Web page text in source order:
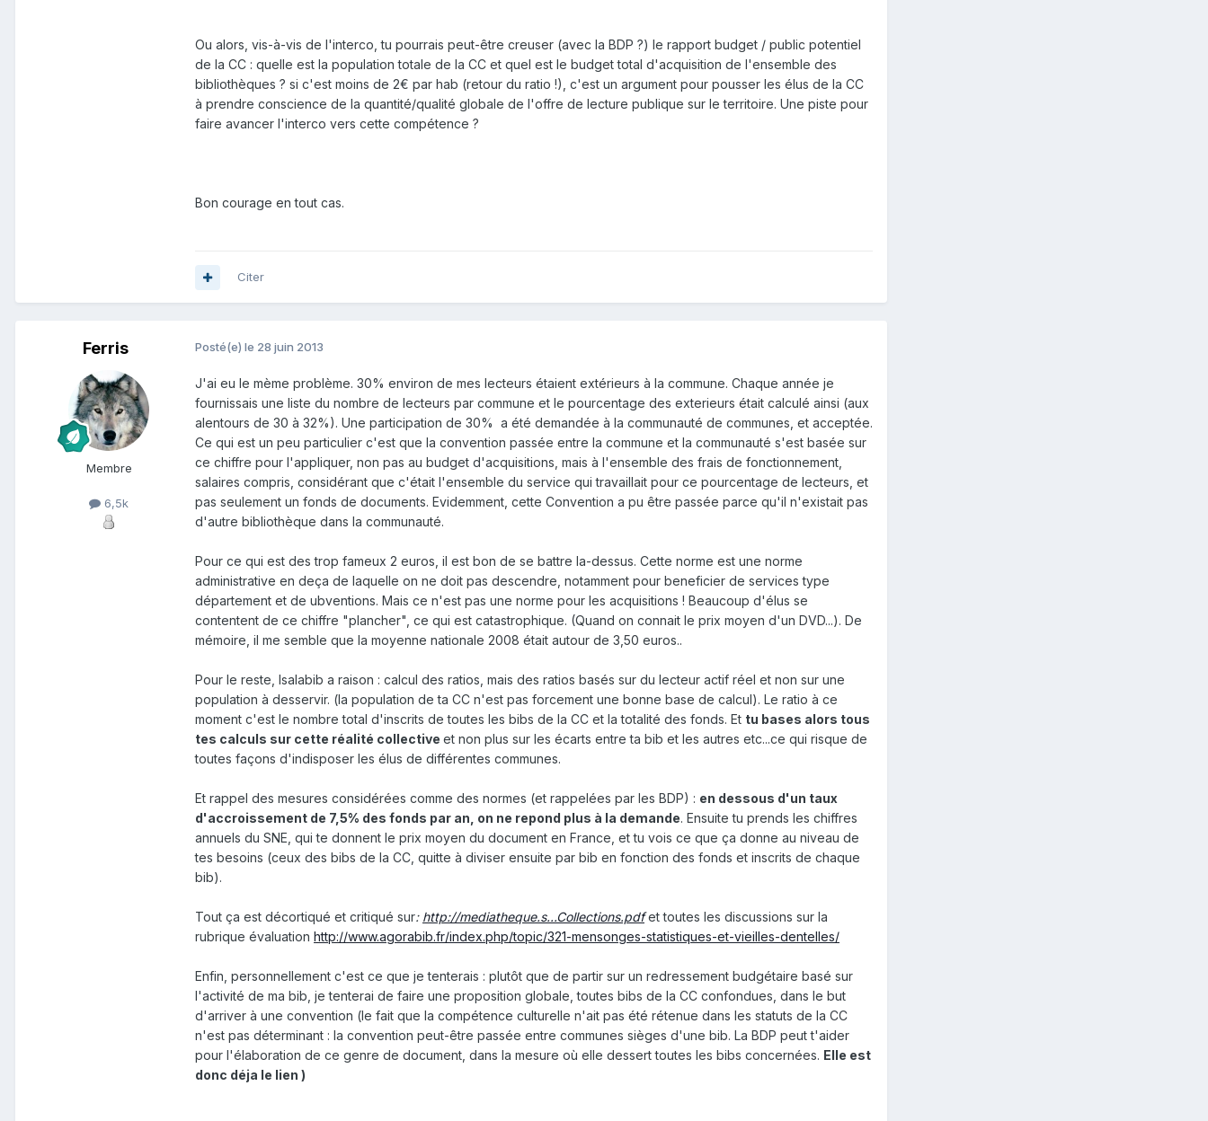
Ou alors, vis-à-vis de l'interco, tu pourrais peut-être creuser (avec la BDP ?) le rapport budget / public potentiel
de la CC : quelle est la population totale de la CC et quel est le budget total d'acquisition de l'ensemble des
bibliothèques ? si c'est moins de 2€ par hab (retour du ratio !), c'est un argument pour pousser les élus de la CC
à prendre conscience de la quantité/qualité globale de l'offre de lecture publique sur le territoire. Une piste pour
faire avancer l'interco vers cette compétence ?
Bon courage en tout cas.
Citer
Ferris
Membre
6,5k
Posté(e) le 28 juin 2013
J'ai eu le mème problème. 30% environ de mes lecteurs étaient extérieurs à la commune. Chaque année je
fournissais une liste du nombre de lecteurs par commune et le pourcentage des exterieurs était calculé ainsi (aux
alentours de 30 à 32%). Une participation de 30% a été demandée à la communauté de communes, et acceptée.
Ce qui est un peu particulier c'est que la convention passée entre la commune et la communauté s'est basée sur
ce chiffre pour l'appliquer, non pas au budget d'acquisitions, mais à l'ensemble des frais de fonctionnement,
salaires compris, considérant que c'était l'ensemble du service qui travaillait pour ce pourcentage de lecteurs, et
pas seulement un fonds de documents. Evidemment, cette Convention a pu être passée parce qu'il n'existait pas
d'autre bibliothèque dans la communauté.
Pour ce qui est des trop fameux 2 euros, il est bon de se battre la-dessus. Cette norme est une norme
administrative en deça de laquelle on ne doit pas descendre, notamment pour beneficier de services type
département et de ubventions. Mais ce n'est pas une norme pour les acquisitions ! Beaucoup d'élus se
contentent de ce chiffre "plancher", ce qui est catastrophique. (Quand on connait le prix moyen d'un DVD...). De
mémoire, il me semble que la moyenne nationale 2008 était autour de 3,50 euros..
Pour le reste, Isalabib a raison : calcul des ratios, mais des ratios basés sur du lecteur actif réel et non sur une
population à desservir. (la population de ta CC n'est pas forcement une bonne base de calcul). Le ratio à ce
moment c'est le nombre total d'inscrits de toutes les bibs de la CC et la totalité des fonds. Et tu bases alors tous
tes calculs sur cette réalité collective et non plus sur les écarts entre ta bib et les autres etc...ce qui risque de
toutes façons d'indisposer les élus de différentes communes.
Et rappel des mesures considérées comme des normes (et rappelées par les BDP) : en dessous d'un taux
d'accroissement de 7,5% des fonds par an, on ne repond plus à la demande. Ensuite tu prends les chiffres
annuels du SNE, qui te donnent le prix moyen du document en France, et tu vois ce que ça donne au niveau de
tes besoins (ceux des bibs de la CC, quitte à diviser ensuite par bib en fonction des fonds et inscrits de chaque
bib).
Tout ça est décortiqué et critiqué sur: http://mediatheque.s...Collections.pdfet toutes les discussions sur la
rubrique évaluation http://www.agorabib.fr/index.php/topic/321-mensonges-statistiques-et-vieilles-dentelles/
Enfin, personnellement c'est ce que je tenterais : plutôt que de partir sur un redressement budgétaire basé sur
l'activité de ma bib, je tenterai de faire une proposition globale, toutes bibs de la CC confondues, dans le but
d'arriver à une convention (le fait que la compétence culturelle n'ait pas été rétenue dans les statuts de la CC
n'est pas déterminant : la convention peut-être passée entre communes sièges d'une bib. La BDP peut t'aider
pour l'élaboration de ce genre de document, dans la mesure où elle dessert toutes les bibs concernées. Elle est
donc déja le lien )